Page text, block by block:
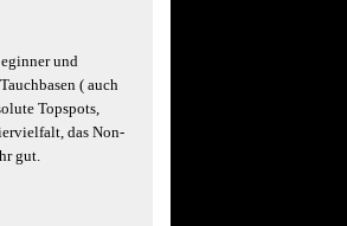
und
( auch
Topspots,
das Non-
gut.